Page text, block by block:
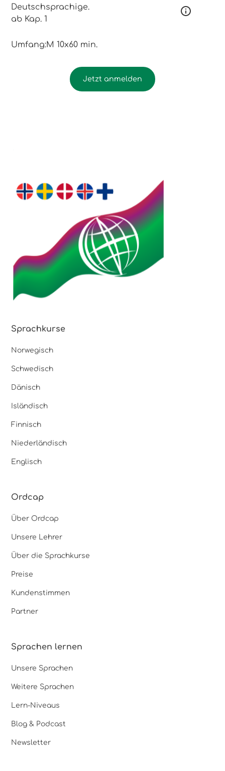
Deutschsprachige.
ab Kap. 1
Umfang:M 10x60 min.
Jetzt anmelden
Sprachkurse
Norwegisch
Schwedisch
Dänisch
Isländisch
Finnisch
Niederländisch
Englisch
Ordcap
Über Ordcap
Unsere Lehrer
Über die Sprachkurse
Preise
Kundenstimmen
Partner
Sprachen lernen
Unsere Sprachen
Weitere Sprachen
Lern-Niveaus
Blog & Podcast
Newsletter